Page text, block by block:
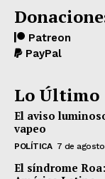
Patreon
PayPal
Lo Último
El aviso
vapeo
POLÍTICA 7 de
El síndrome